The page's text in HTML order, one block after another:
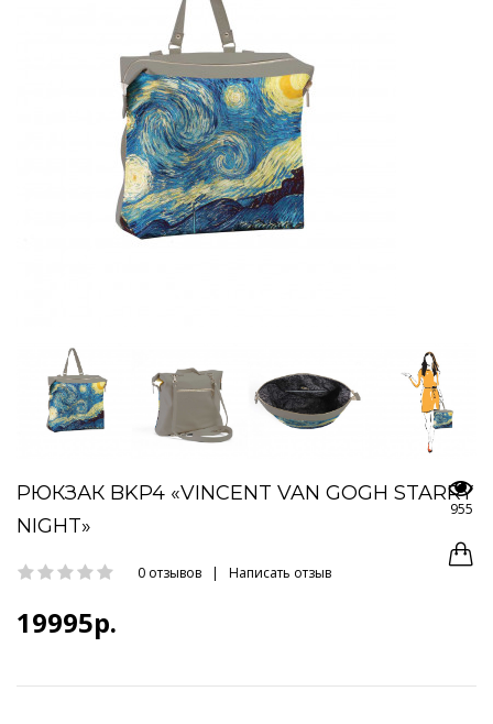
РЮКЗАК BKP4 «VINCENT VAN GOGH STARRY
NIGHT»
0 отзывов | Написать отзыв
19995р.
955